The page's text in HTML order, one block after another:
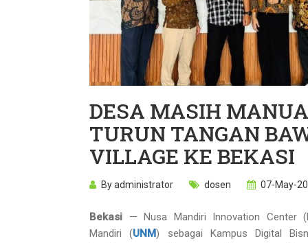
DESA MASIH
TURUN TANGAN
VILLAGE KE BEKASI
Byadministrator dosen 07-May-
Bekasi — Nusa Mandiri Innovation Center
Mandiri (UNM) sebagai Kampus Digital